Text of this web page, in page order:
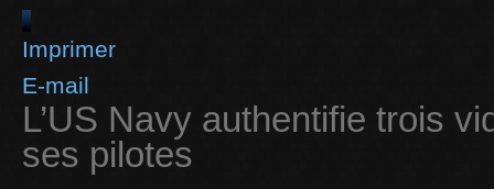
Imprimer
E-mail
L’US Navy authentifie trois
ses pilotes